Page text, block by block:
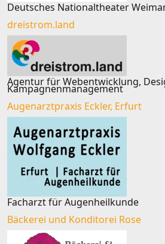
Deutsches Nationaltheater
dreistrom.land
Agentur für Webentwicklung,
Kampagnenmanagement
Augenarztpraxis Eckler, Erfurt
Facharzt für Augenheilkunde
Bäckerei und Konditorei Rose